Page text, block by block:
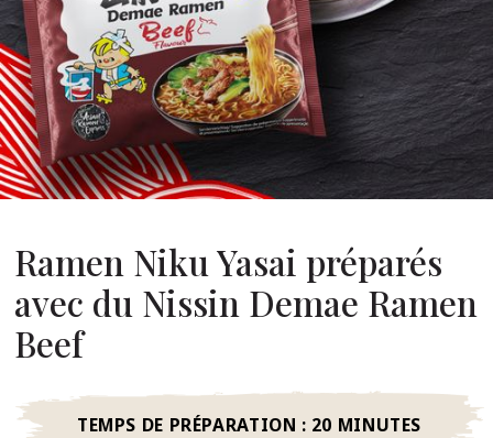
De Nous
Fondateur
Histoire
De L’entreprise
FAQ
Ramen Niku Yasai préparés
avec du Nissin Demae Ramen
Beef
TEMPS DE PRÉPARATION : 20 MINUTES